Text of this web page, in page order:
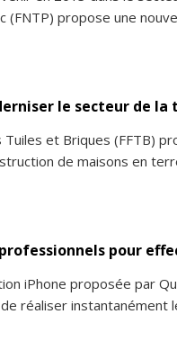
(FNTP) propose une
le secteur de la
Tuiles et Briques (FFTB)
de maisons en
pour
iPhone proposée par
réaliser instantanément